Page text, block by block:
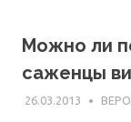
Можно ли
саженцы
26.03.2013